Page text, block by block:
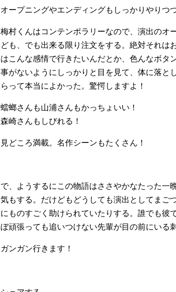
オープニングやエンディングもしっかりやりつ
梅村くんはコンテンポラリーなので、演出のオ
ども、でも出来る限り注文をする。絶対それは
はこんな感情で行きたいんだとか、色んなボタ
事がないようにしっかりと目を見て、体に落と
らって本当によかった。驚愕しますよ！
蟷螂さんも山浦さんもかっちょいい！
森崎さんもしびれる！
見どころ満載。名作シーンもたくさん！
で、ようするにこの物語はささやかなたった一
気もする。だけどもどうしても演出としてまご
にものすごく助けられていたりする。誰でも彼
ぼ頑張っても追いつけない先輩が目の前にいる
ガンガン行きます！